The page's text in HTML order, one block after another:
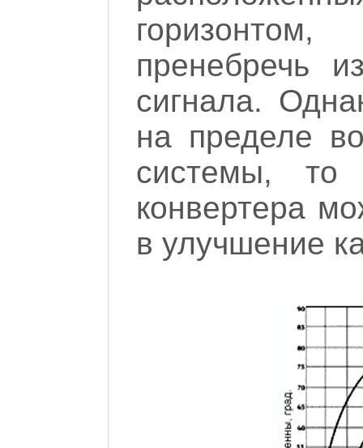
пренебречь
сигнала.
на пределе
системы, то
конвертера
в улучшение